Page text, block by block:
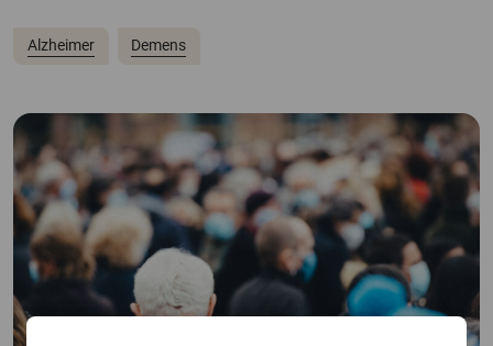
Alzheimer Demens